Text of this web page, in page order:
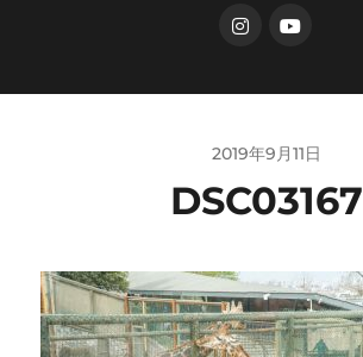
2019年9月11日
DSC03167